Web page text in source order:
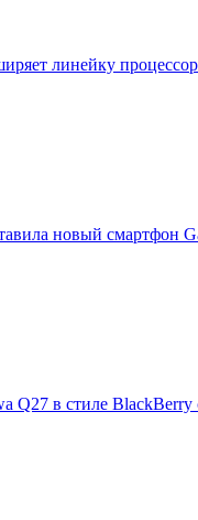
линейку
новый смартфон
Q27 в стиле BlackBerry